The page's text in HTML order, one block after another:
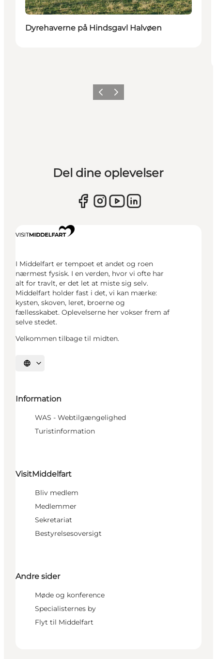
Dyrehaverne på Hindsgavl Halvøen
ForrigeNæste
Del dine oplevelser
I Middelfart er tempoet et andet og roen
nærmest fysisk. I en verden, hvor vi ofte har
alt for travlt, er det let at miste sig selv.
Middelfart holder fast i det, vi kan mærke:
kysten, skoven, leret, broerne og
fællesskabet. Oplevelserne her vokser frem af
selve stedet.
Velkommen tilbage til midten.
Vælg sprog
Information
WAS - Webtilgængelighed
Turistinformation
VisitMiddelfart
Bliv medlem
Medlemmer
Sekretariat
Bestyrelsesoversigt
Andre sider
Møde og konference
Specialisternes by
Flyt til Middelfart